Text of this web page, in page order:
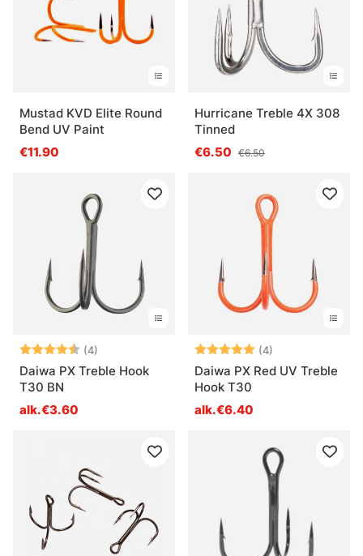
Mustad KVD Elite Round
Bend UV Paint
€11.90
Hurricane Treble 4X 308
Tinned
€6.50 €6.50
Arvio: (4)
4.8 5:sta tähdestä
Daiwa PX Treble Hook
T30 BN
alk.€3.60
Arvio: (4)
Daiwa PX Red UV Treble
Hook T30
alk.€6.40